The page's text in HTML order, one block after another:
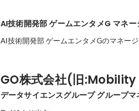
AI技術開発部 ゲームエンタメG マネー
AI技術開発部 ゲームエンタメGのマネージ
GO株式会社(旧
データサイエンスグループ グループマ